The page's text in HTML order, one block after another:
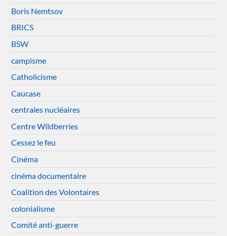
Boris Nemtsov
BRICS
BSW
campisme
Catholicisme
Caucase
centrales nucléaires
Centre Wildberries
Cessez le feu
Cinéma
cinéma documentaire
Coalition des Volontaires
colonialisme
Comité anti-guerre